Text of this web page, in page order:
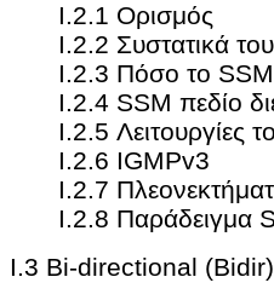
I.2.1 Ορισμός
I.2.2 Συστατικά
I.2.3 Πόσο το SSΜ
I.2.4 SSM πεδίο
I.2.5 Λειτουργίες
I.2.6 IGMPv3
I.2.7
I.2.8 Παράδειγμα
I.3 Bi-directional